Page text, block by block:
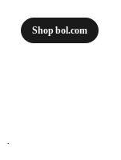
Shop bol.com
·